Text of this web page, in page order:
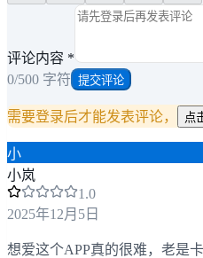
评论内容 *
0/500 字符 提交评论
需要登录后才能发表评论， 点
小
小岚
1 .0
2025年12月5日
想爱这个APP真的很难，老是